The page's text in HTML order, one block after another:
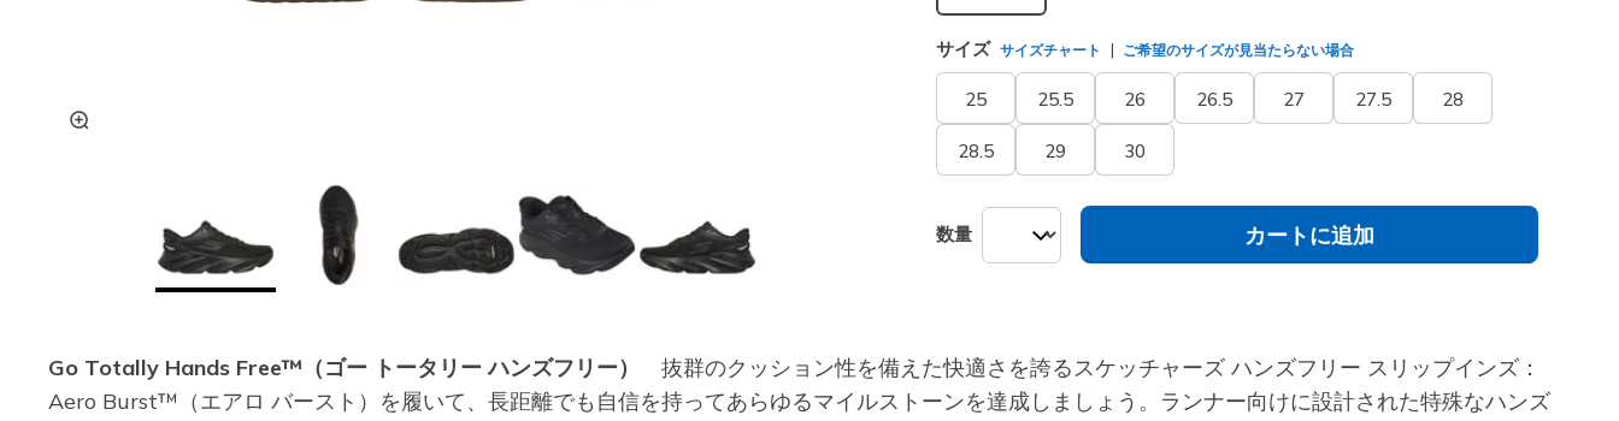
サイズ サイズチャート ご希望のサイズが見当たらない場合
25 25.5 26 26.5 27 27.5 28
28.5 29 30
数量 カートに追加
Go Totally Hands Free™（ゴー トータリー ハンズフリー）
抜群のクッション性を備えた快適さを誇るスケッチャーズ ハンズフリー スリップインズ：
Aero Burst™（エアロ バースト）を履いて、長距離でも自信を持ってあらゆるマイルストーンを達成しましょう。ランナー向けに設計された特殊なハンズ